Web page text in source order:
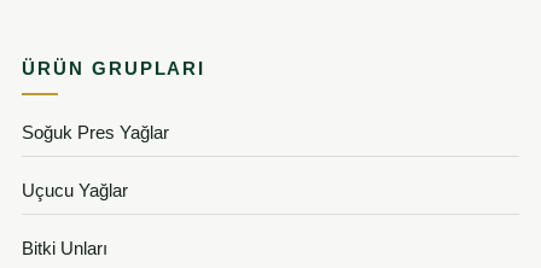
ÜRÜN GRUPLARI
Soğuk Pres Yağlar
Uçucu Yağlar
Bitki Unları